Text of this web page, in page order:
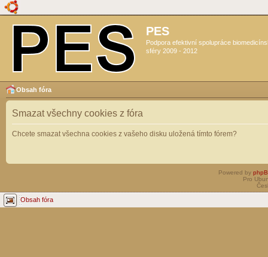
PES
Podpora efektivní spolupráce
sféry 2009 - 2012
Obsah fóra
Smazat všechny cookies z fóra
Chcete smazat všechna cookies z vašeho disku uložená tímto fórem?
Powered by
Pro
Obsah fóra